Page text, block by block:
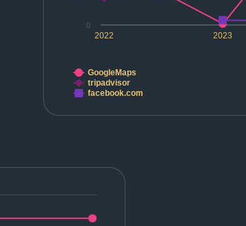
2022 2023
0
GoogleMaps
tripadvisor
facebook.com